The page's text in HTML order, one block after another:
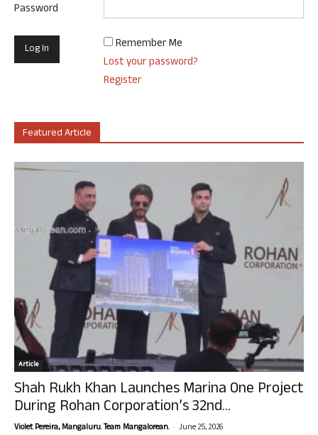
Password
Remember Me
Lost your password?
Register
Featured Article
Article
Shah Rukh Khan Launches Marina One Project
During Rohan Corporation’s 32nd...
Violet Pereira, Mangaluru. Team Mangalorean. - June 25, 2026